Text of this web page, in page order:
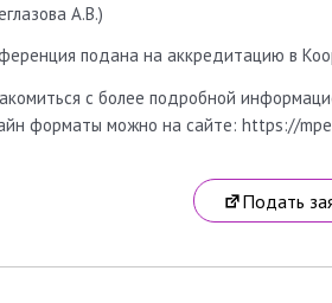
А.В.)
подана на аккредитацию в
с более подробной
форматы можно на сайте: https://
Подать